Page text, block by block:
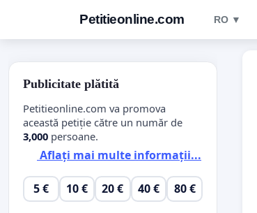
Petitieonline.com RO ▼
Publicitate plătită
Petitieonline.com va promova
această petiție către un număr de
3,000 persoane.
Aflați mai multe informații...
5 € 10 € 20 € 40 € 80 €